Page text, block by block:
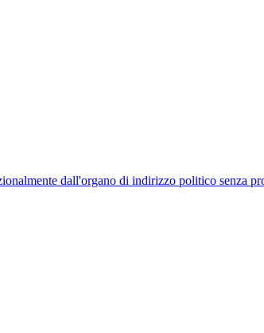
dall'organo di indirizzo politico senza